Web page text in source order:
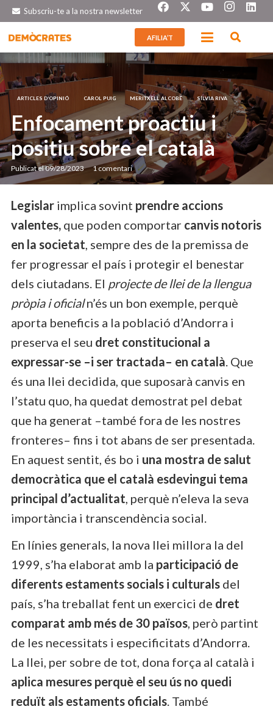
Subscriu-te a la nostra newsletter
AFILIA’T
ARTICLES D’OPINIÓ CAROL PUIG MERITXELL ALCOBÉ SÍLVIA RIVA
Enfocament proactiu i
positiu sobre el català
Publicat el09/28/2023 1comentari
Legislar implica sovint prendre accions
valentes, que poden comportar canvis notoris
en la societat, sempre des de la premissa de
fer progressar el país i protegir el benestar
dels ciutadans. El projecte de llei de la llengua
pròpia i oficialn’és un bon exemple, perquè
aporta beneficis a la població d’Andorra i
preserva el seu dret constitucional a
expressar-se –i ser tractada– en català. Que
és una llei decidida, que suposarà canvis en
l’statu quo, ha quedat demostrat pel debat
que ha generat –també fora de les nostres
fronteres– fins i tot abans de ser presentada.
En aquest sentit, és bo i una mostra de salut
democràtica que el català esdevingui tema
principal d’actualitat, perquè n’eleva la seva
importància i transcendència social.
En línies generals, la nova llei millora la del
1999, s’ha elaborat amb la participació de
diferents estaments socials i culturals del
país, s’ha treballat fent un exercici de dret
comparat amb més de 30 països, però partint
de les necessitats i especificitats d’Andorra.
La llei, per sobre de tot, dona força al català i
aplica mesures perquè el seu ús no quedi
reduït als estaments oficials. També